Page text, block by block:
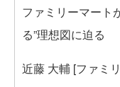
ファミリーマート
る”理想図に迫る
近藤 大輔 [ファミ